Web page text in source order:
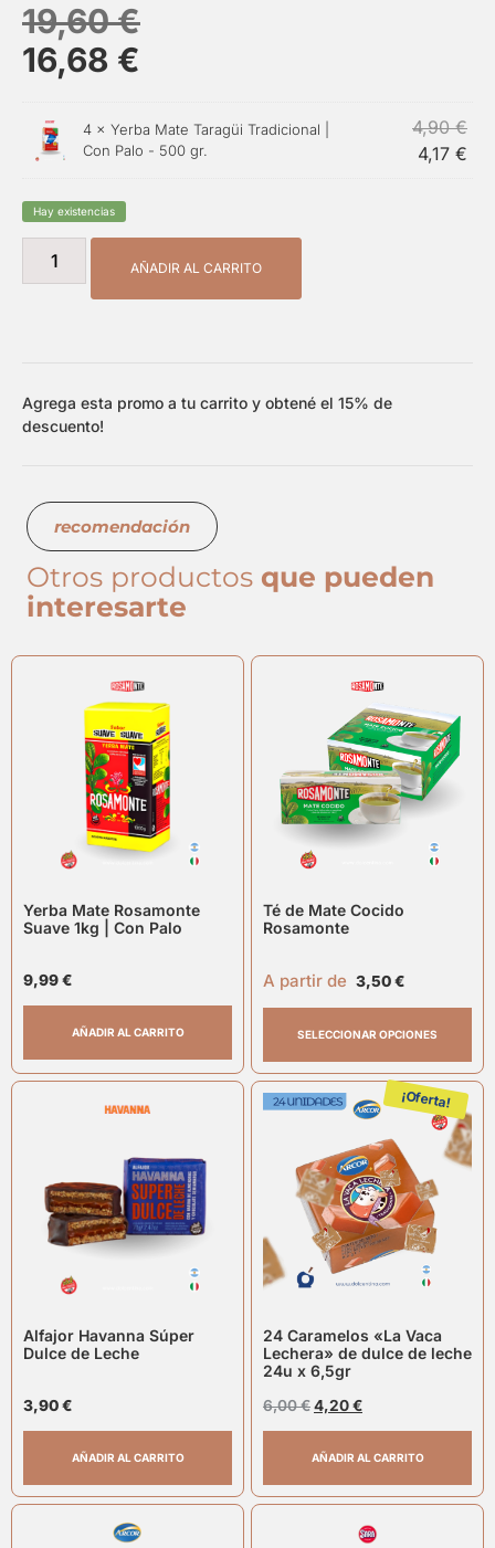
19,60€
16,68 €
4 × Yerba Mate Taragüi Tradicional |
Con Palo - 500 gr.
4,90€
4,17 €
Hay existencias
AÑADIR AL CARRITO
Agrega esta promo a tu carrito y obtené el 15% de
descuento!
recomendación
Otros productos que pueden
interesarte
Yerba Mate Rosamonte
Suave 1kg | Con Palo
9,99€
AÑADIR AL CARRITO
Té de Mate Cocido
Rosamonte
A partir de 3,50€
SELECCIONAR OPCIONES
Alfajor Havanna Súper
Dulce de Leche
3,90€
AÑADIR AL CARRITO
¡Oferta!
24 Caramelos «La Vaca
Lechera» de dulce de leche
24u x 6,5gr
6,00€4,20€
AÑADIR AL CARRITO